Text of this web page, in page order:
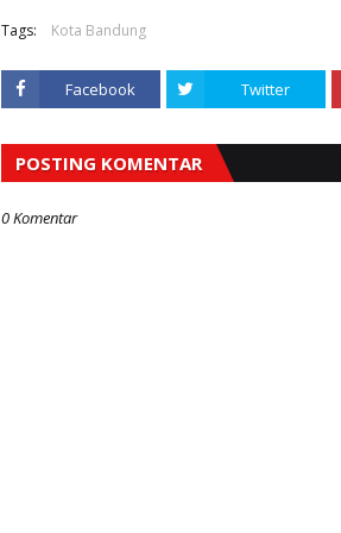
Tags: Kota Bandung
Facebook Twitter
POSTING KOMENTAR
0 Komentar